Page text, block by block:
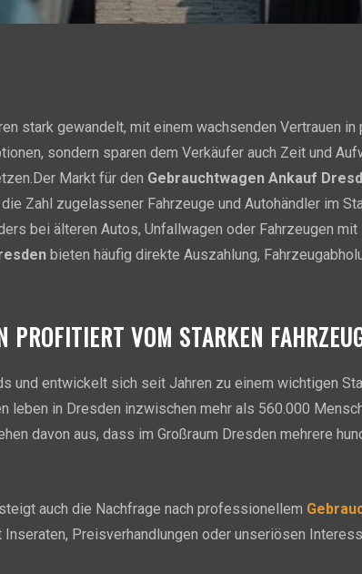
stark gewandelt, mit einem wachsenden Vertrauen
sondern sparen dem Verkäufer auch Zeit und
Markt für den Gebrauchtwagen Ankauf
Zahl zugelassener Fahrzeuge und Autohändler im
bei älteren Autos, Unfallwagen oder Fahrzeugen
bieten häufig direkte Auszahlung,
PROFITIERT VOM STARKEN
und entwickelt sich seit Jahren zu einem wichtigen
leben in Dresden inzwischen mehr als 560.000
davon aus, dass im Großraum Dresden mehrere
auch die Nachfrage nach professionellem
Preisverhandlungen oder unseriösen